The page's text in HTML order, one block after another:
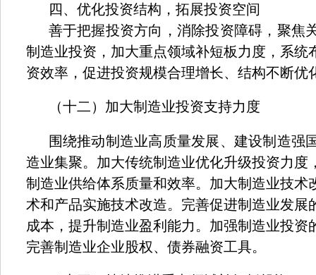
四、优化投资结构，拓展投资空间
善于把握投资方向，消除投资障碍，聚焦
制造业投资，加大重点领域补短板力度，系统
资效率，促进投资规模合理增长、结构不断优
（十二）加大制造业投资支持力度
围绕推动制造业高质量发展、建设制造强
造业集聚。加大传统制造业优化升级投资力度
制造业供给体系质量和效率。加大制造业技术
术和产品实施技术改造。完善促进制造业发展
成本，提升制造业盈利能力。加强制造业投资
完善制造业企业股权、债券融资工具。